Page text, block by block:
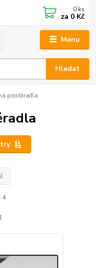
Menu
Hledat
0 ks
za 0 Kč
prostěradla
4